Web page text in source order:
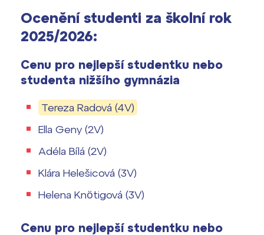
Ocenění studenti za školní rok
2025/2026:
Cenu pro nejlepší studentku nebo
studenta nižšího gymnázia
Tereza Radová (4V)
Ella Geny (2V)
Adéla Bílá (2V)
Klára Helešicová (3V)
Helena Knötigová (3V)
Cenu pro nejlepší studentku nebo